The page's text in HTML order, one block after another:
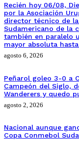
Recién hoy 06/08,
por la Asociación
director técnico de
Sudamericano de la
también en paralelo
mayor absoluta
agosto 6, 2026
Peñarol goleo 3-0 a
Campeón del Siglo,
Wanderers y quedo
agosto 2, 2026
Nacional aunque
Copa Conmebol